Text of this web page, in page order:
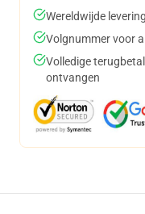
Wereldwijde
Volgnummer voor
Volledige
ontvangen